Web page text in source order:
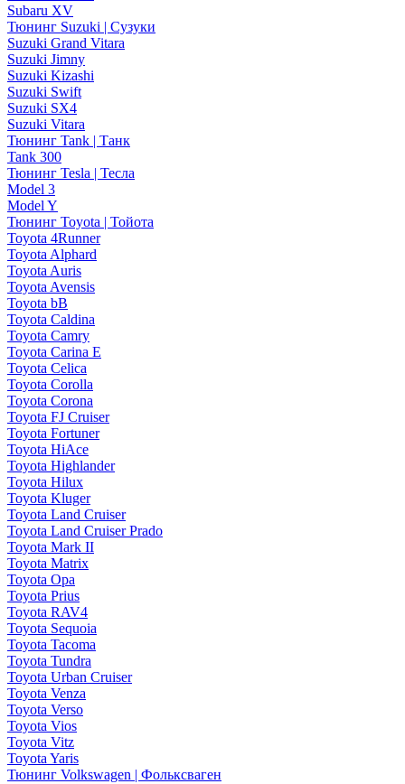
Subaru XV
Тюнинг Suzuki | Сузуки
Suzuki Grand Vitara
Suzuki Jimny
Suzuki Kizashi
Suzuki Swift
Suzuki SX4
Suzuki Vitara
Тюнинг Tank | Танк
Tank 300
Тюнинг Tesla | Тесла
Model 3
Model Y
Тюнинг Toyota | Тойота
Toyota 4Runner
Toyota Alphard
Toyota Auris
Toyota Avensis
Toyota bB
Toyota Caldina
Toyota Camry
Toyota Carina E
Toyota Celica
Toyota Corolla
Toyota Corona
Toyota FJ Cruiser
Toyota Fortuner
Toyota HiAce
Toyota Highlander
Toyota Hilux
Toyota Kluger
Toyota Land Cruiser
Toyota Land Cruiser Prado
Toyota Mark II
Toyota Matrix
Toyota Opa
Toyota Prius
Toyota RAV4
Toyota Sequoia
Toyota Tacoma
Toyota Tundra
Toyota Urban Cruiser
Toyota Venza
Toyota Verso
Toyota Vios
Toyota Vitz
Toyota Yaris
Тюнинг Volkswagen | Фольксваген